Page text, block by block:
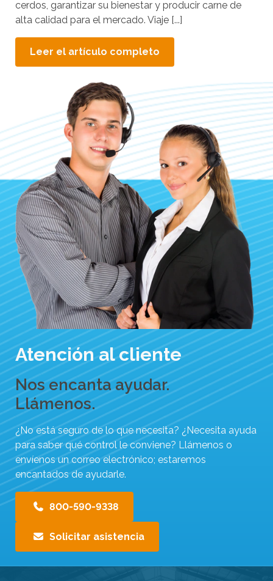
cerdos, garantizar su bienestar y producir carne de
alta calidad para el mercado. Viaje [...]
Leer el artículo completo
Atención al cliente
Nos encanta ayudar.
Llámenos.
¿No está seguro de lo que necesita? ¿Necesita ayuda
para saber qué control le conviene? Llámenos o
envíenos un correo electrónico; estaremos
encantados de ayudarle.
800-590-9338
Solicitar asistencia